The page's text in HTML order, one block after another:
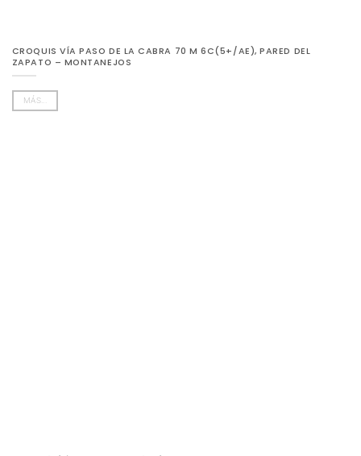
CROQUIS VÍA PASO DE LA CABRA 70 M 6C(5+/AE), PARED DEL
ZAPATO – MONTANEJOS
MÁS...